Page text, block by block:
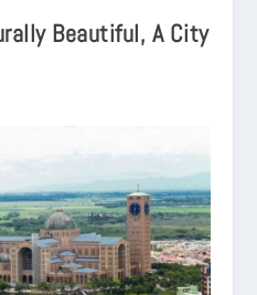
Beautiful, A City